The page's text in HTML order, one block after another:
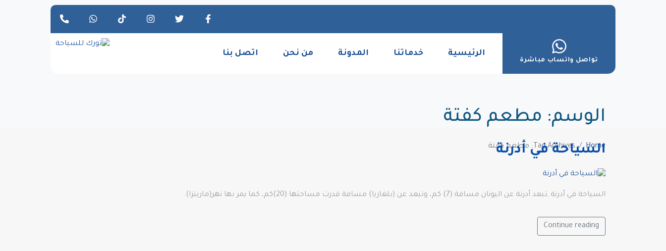
تواصل واتساب مباشرة
الرئيسية خدماتنا المدونة من نحن اتصل بنا
الوسم: مطعم كفتة
Home Tag Archives: مطعم كفتة
السياحة في أدرنة
السياحة في أدرنة ,تبعد أدرنة عن اليونان مسافة (7) كم، وتبعد عن (بلغاريا) مسافة قدرت مساحتها (20)كم، كما يمر بها نهر(ماريتزا).
Continue reading